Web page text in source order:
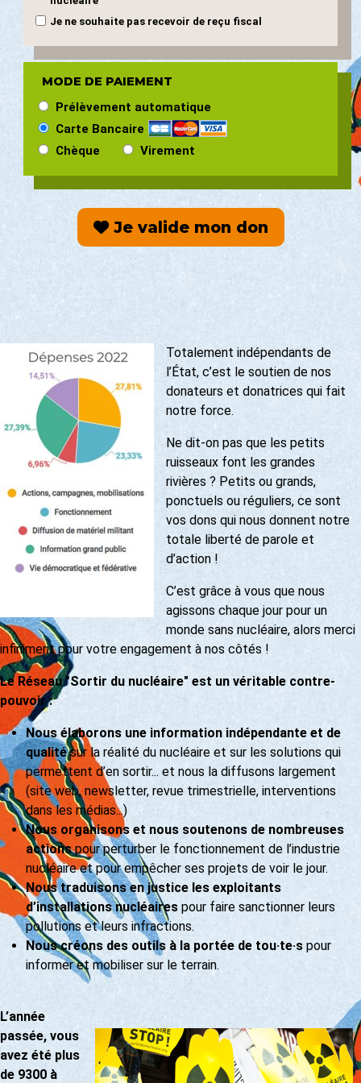
Je ne souhaite pas recevoir de reçu fiscal
MODE DE PAIEMENT
Prélèvement automatique
Carte Bancaire
Chèque
Virement
Je valide mon don
Totalement indépendants de
l’État, c’est le soutien de nos
donateurs et donatrices qui fait
notre force.
Ne dit-on pas que les petits
ruisseaux font les grandes
rivières ? Petits ou grands,
ponctuels ou réguliers, ce sont
vos dons qui nous donnent notre
totale liberté de parole et
d’action !
C’est grâce à vous que nous
agissons chaque jour pour un
monde sans nucléaire, alors merci
infiniment pour votre engagement à nos côtés !
Le Réseau "Sortir du nucléaire" est un véritable contre-
pouvoir :
Nous élaborons une information indépendante et de
qualitésur la réalité du nucléaire et sur les solutions qui
permettent d’en sortir... et nous la diffusons largement
(site web, newsletter, revue trimestrielle, interventions
dans les médias...)
Nous organisons et nous soutenons de nombreuses
actionspour perturber le fonctionnement de l’industrie
nucléaire et pour empêcher ses projets de voir le jour.
Nous traduisons en justice les exploitants
d’installations nucléaires pour faire sanctionner leurs
pollutions et leurs infractions.
Nous créons des outils à la portée de tou·te·s pour
informer et mobiliser sur le terrain.
L’année
passée, vous
avez été plus
de 9300 à